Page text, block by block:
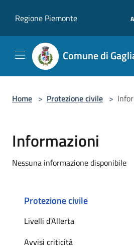
Regione Piemonte
Comune di
Home > Protezione civile >
Informazioni
Nessuna informazione disponibile
Protezione civile
Livelli d'Allerta
Avvisi criticità